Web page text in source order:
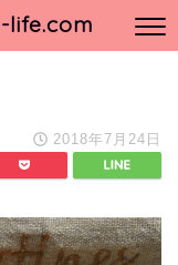
life.com
2018年7月24日